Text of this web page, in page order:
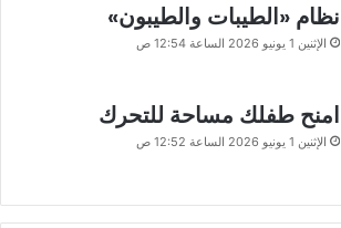
نظام «الطيبات والطيبون»
الإثنين 1 يونيو 2026 الساعة 12:54 ص
امنح طفلك مساحة للتحرك
الإثنين 1 يونيو 2026 الساعة 12:52 ص